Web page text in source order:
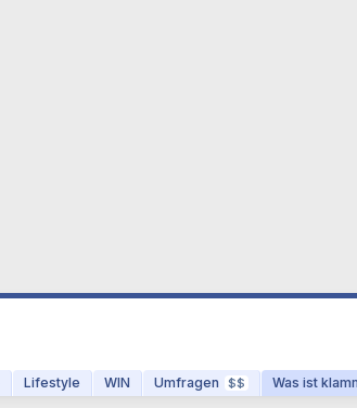
Lifestyle WIN Umfragen $$ Was ist